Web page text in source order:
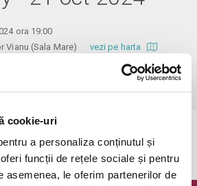
cookie-uri
a personaliza conținutul și
funcții de rețele sociale și pentru
asemenea, le oferim partenerilor de
ora 19:00
Vianu (Sala Mare) vezi pe harta
se pot achizitiona exclusiv de la casa de